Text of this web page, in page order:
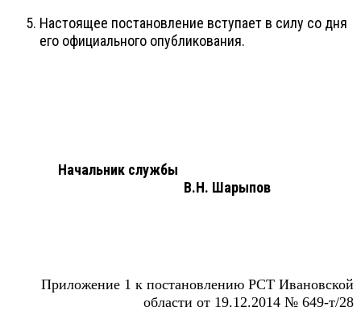
Настоящее постановление вступает в силу со дня
его официального опубликования.
Начальник службы
В.Н. Шарыпов
Приложение 1 к постановлению РСТ Ивановской
области от 19.12.2014 № 649-т/28